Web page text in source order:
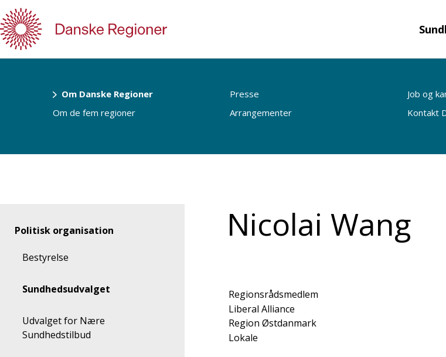
til
indhold
Om Danske Regioner
Om de fem regioner
Presse
Arrangementer
Job og
Kontakt
Politisk organisation
Bestyrelse
Sundhedsudvalget
Udvalget for Nære
Sundhedstilbud
Nicolai Wang
Regionsrådsmedlem
Liberal Alliance
Region Østdanmark
Lokale